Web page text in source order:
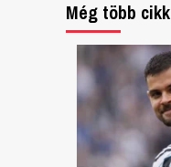
Még több cikk